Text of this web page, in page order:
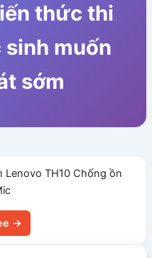
thức thi
muốn
sớm
Lenovo TH10 Chống ồn
→